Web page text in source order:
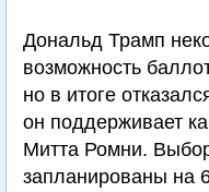
Дональд Трамп
возможность
но в итоге
он поддерживает
Митта Ромни.
запланированы на